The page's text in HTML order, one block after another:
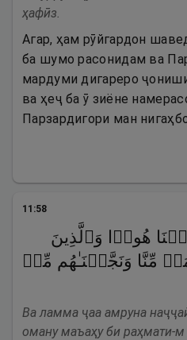
ҳафӣз.
Агар, ҳам рӯйгардон
ба шумо расонидам ва
мардуми дигареро
ва ҳеҷ ба ӯ зиёне
Парзардигори ман
11 :58
هُودࣰا وَٱلَّذِینَ
مِّنَّا وَنَجَّیۡنَـٰهُم مِّنۡ
Ва ламма ҷаа амруна
оману маъаҳу би раҳмати-